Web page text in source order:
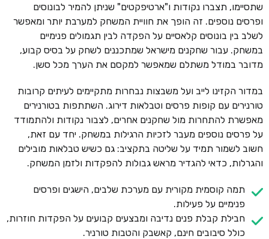
שתסיימו, תצברו נקודות ו"ארטיפקטים" שניתן להמיר לבונוסים
ופרסים נוספים. זה הופך את חוויית המשחק למערבת יותר ומאפשר
לשלב בין בונוסים קלאסיים על הפקדה לבין תגמולים פנימיים
במשחק. עבור שחקנים מישראל שמתכננים לשחק על בסיס קבוע,
מדובר במודל משתלם שמאפשר למקסם את הערך מכל סשן.
במדור הקזינו לייב ועל משבצות נבחרות מתקיימים לעיתים קרובות
טורנירים עם קופות פרסים וטבלאות דירוג. השתתפות בטורנירים
מאפשרת להתחרות מול שחקנים אחרים, לצבור נקודות ולהתמודד
על פרסים נוספים מעבר לזכיות הרגילות במשחק. יחד עם זאת,
חשוב לשמור תמיד על שליטה בתקציב: גם כשיש טבלאות מובילים
והגרלות, כדאי להגדיר מראש גבולות להפקדות ולזמן המשחק.
תמה קוסמית מקורית עם מערכת שלבים, הישגים ופרסים
פנימיים על פעילות.
חבילת קבלת פנים נדיבה ומבצעים קבועים על הפקדות חוזרות,
כולל סיבובים חינם, קאשבק והטבות טורניר.